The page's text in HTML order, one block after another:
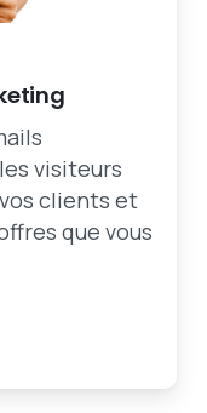
visiteurs
clients et
que vous